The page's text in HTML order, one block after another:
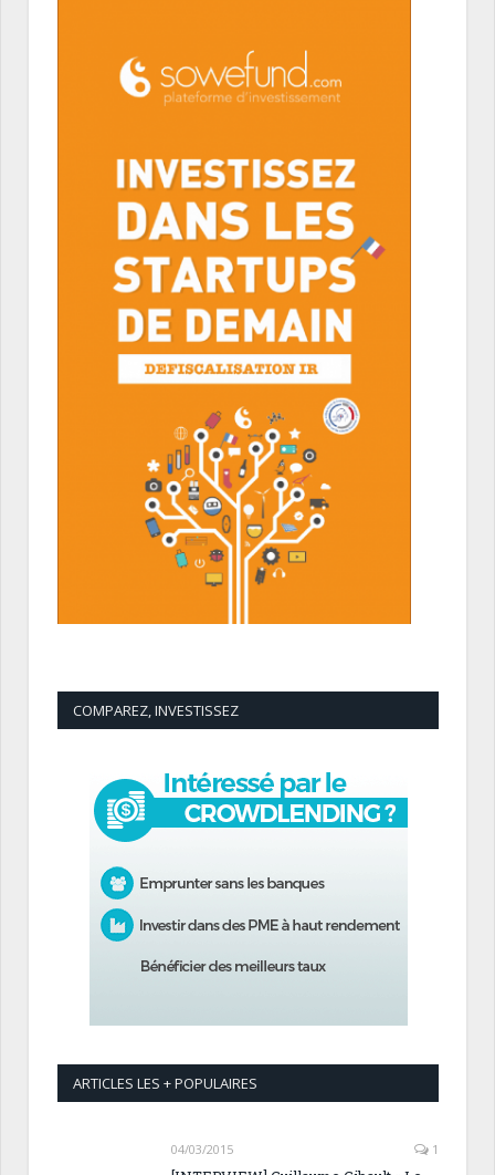
COMPAREZ, INVESTISSEZ
ARTICLES LES + POPULAIRES
04/03/2015 1